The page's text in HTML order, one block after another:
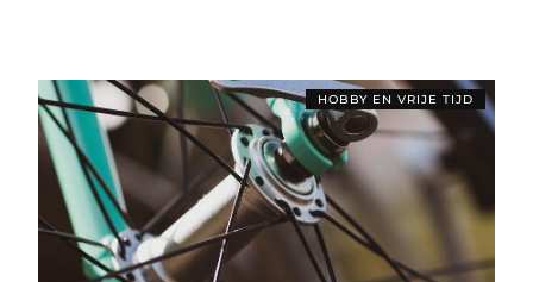
HOBBY EN VRIJE TIJD